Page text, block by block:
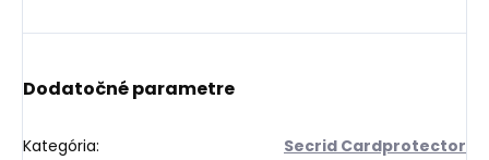
Dodatočné parametre
Kategória: Secrid Cardprotector